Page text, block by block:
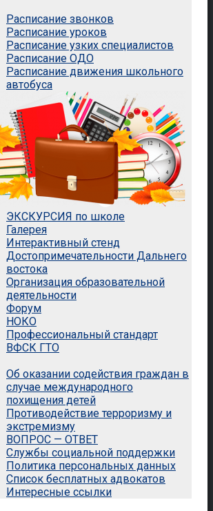
Расписание звонков
Расписание уроков
Расписание узких специалистов
Расписание ОДО
Расписание движения школьного
автобуса
ЭКСКУРСИЯ по школе
Галерея
Интерактивный стенд
Достопримечательности Дальнего
востока
Организация образовательной
деятельности
Форум
НОКО
Профессиональный стандарт
ВФСК ГТО
Об оказании содействия граждан в
случае международного
похищения детей
Противодействие терроризму и
экстремизму
ВОПРОС — ОТВЕТ
Службы социальной поддержки
Политика персональных данных
Список бесплатных адвокатов
Интересные ссылки